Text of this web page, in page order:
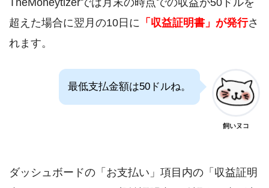
超えた場合に翌月の10日に 「収益証明書」が発行さ
れます。
最低支払金額は50ドルね。
飼いヌコ
ダッシュボードの「お支払い」項目内の「収益証明